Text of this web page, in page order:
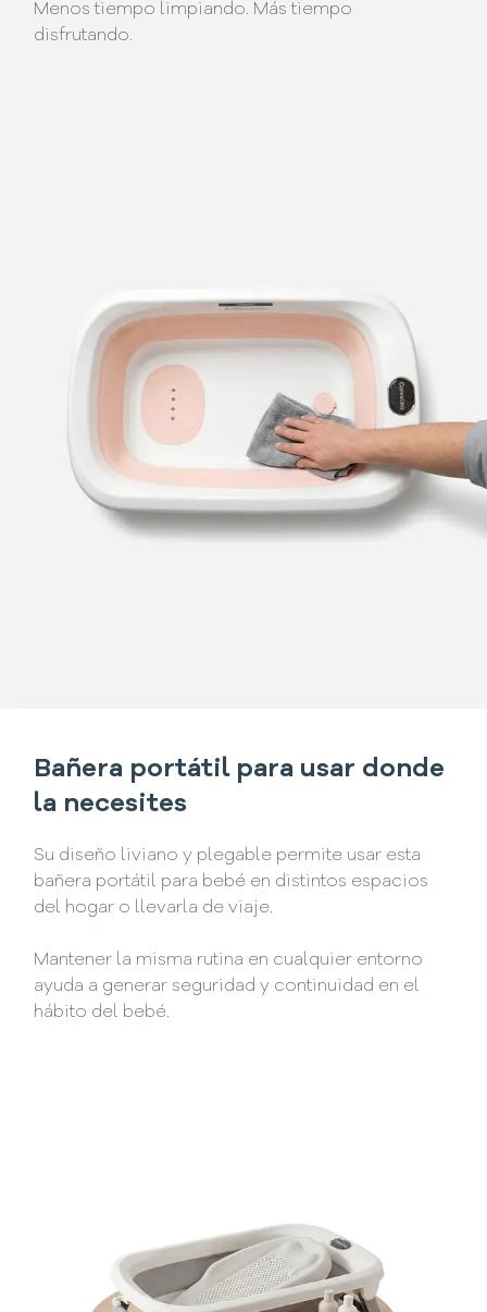
Menos tiempo limpiando. Más tiempo
disfrutando.
Bañera portátil para usar donde
la necesites
Su diseño liviano y plegable permite usar esta
bañera portátil para bebé en distintos espacios
del hogar o llevarla de viaje.
Mantener la misma rutina en cualquier entorno
ayuda a generar seguridad y continuidad en el
hábito del bebé.